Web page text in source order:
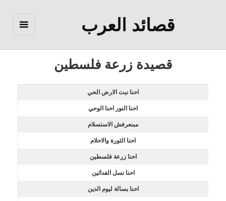
قصائد العرب
قصيدة زرعة فلسطين
احنا نبت الارض الحي
احنا النور احنا الوحي
مبنعرفش الاستسلام
احنا الثورة والاحلام
احنا زرعة فلسطين
احنا نسل الفدائين
احنا بسالة ليوم الدين